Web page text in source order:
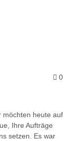
0
möchten heute auf
Ihre Aufträge
setzen. Es war